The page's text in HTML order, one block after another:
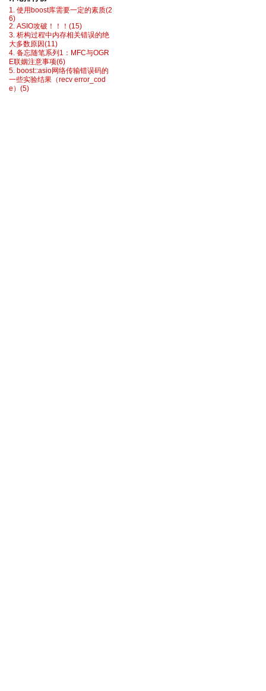
1. 使用boost库需要一定的素质(2
6)
2. ASIO攻破！！！(15)
3. 析构过程中内存相关错误的绝
大多数原因(11)
4. 备忘随笔系列1：MFC与OGR
E联姻注意事项(6)
5. boost::asio网络传输错误码的
一些实验结果（recv error_cod
e）(5)